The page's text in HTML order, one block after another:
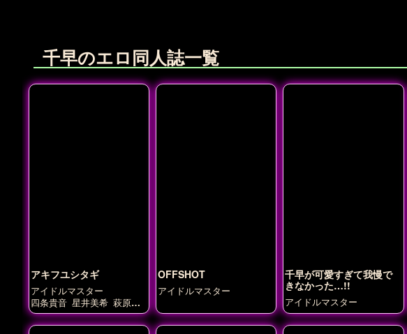
千早のエロ同人誌一覧
アキフユシタギ
アイドルマスター
四条貴音 星井美希 萩原雪
歩 響
OFFSHOT
アイドルマスター
千早が可愛すぎて我慢で
きなかった…!!
アイドルマスター